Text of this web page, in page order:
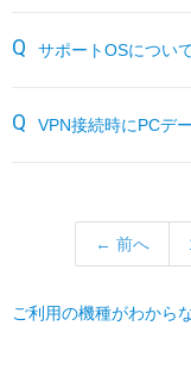
サポートOSについ
VPN接続時にPCデ
← 前へ
ご利用の機種がわから